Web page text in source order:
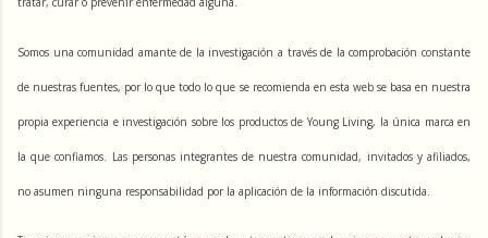
Somos una comunidad amante de la investigación a través de la comprobación constante
de nuestras fuentes, por lo que todo lo que se recomienda en esta web se basa en nuestra
propia experiencia e investigación sobre los productos de Young Living, la única marca en
la que confiamos. Las personas integrantes de nuestra comunidad, invitados y afiliados,
no asumen ninguna responsabilidad por la aplicación de la información discutida.